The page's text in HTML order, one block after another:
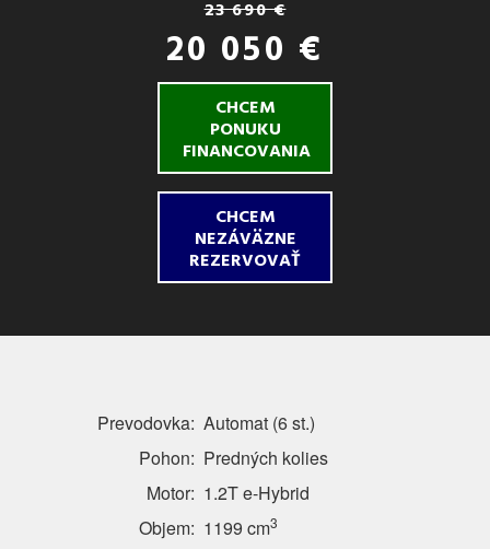
23 690 €
20 050 €
CHCEM
PONUKU
FINANCOVANIA
CHCEM
NEZÁVÄZNE
REZERVOVAŤ
Prevodovka: Automat (6 st.)
Pohon: Predných kolies
Motor: 1.2T e-Hybrid
Objem: 1199 cm3